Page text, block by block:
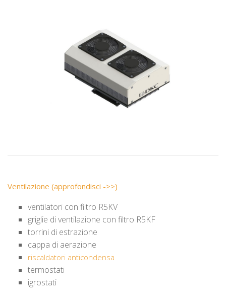
Ventilazione (approfondisci ->>)
ventilatori con filtro R5KV
griglie di ventilazione con filtro R5KF
torrini di estrazione
cappa di aerazione
riscaldatori anticondensa
termostati
igrostati